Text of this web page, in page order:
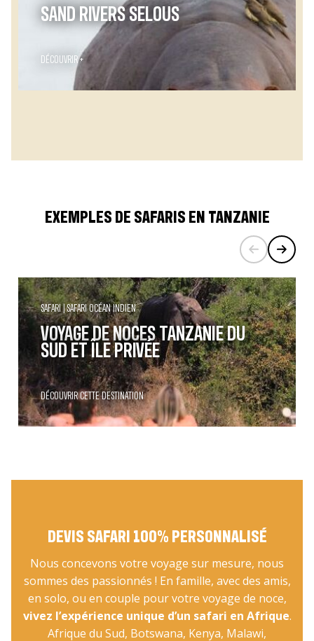
SAND RIVERS SELOUS
DÉCOUVRIR +
EXEMPLES DE SAFARIS EN TANZANIE
SAFARI SAFARI OCÉAN INDIEN
VOYAGE DE NOCES TANZANIE DU
SUD ET ÎLE PRIVÉE
DÉCOUVRIR CETTE DESTINATION
DEVIS SAFARI 100% PERSONNALISÉ
Nous concevons votre voyage sur mesure, nous
sommes des passionnés ! En famille, avec des amis,
en solo, ou en couple pour votre voyage de noce,
vivez l’expérience unique d’un safari en Afrique.
Afrique du Sud, Botswana, Kenya, Malawi,